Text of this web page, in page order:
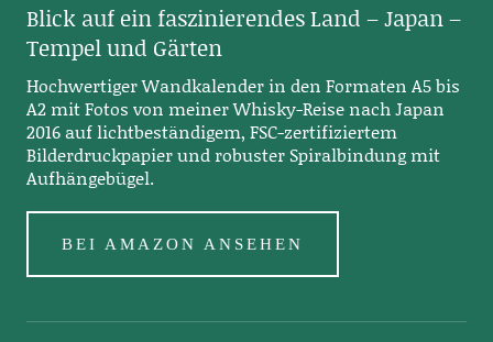
Blick auf ein faszinierendes Land – Japan –
Tempel und Gärten
Hochwertiger Wandkalender in den Formaten A5 bis
A2 mit Fotos von meiner Whisky-Reise nach Japan
2016 auf lichtbeständigem, FSC-zertifiziertem
Bilderdruckpapier und robuster Spiralbindung mit
Aufhängebügel.
BEI AMAZON ANSEHEN